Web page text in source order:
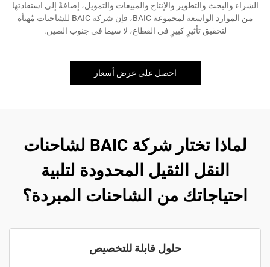
الشراء والبحث والتطوير والإنتاج والمبيعات والتمويل، إضافةً إلى استفادتها
من الموارد الواسعة لمجموعة BAIC، فإن شركة BAIC للشاحنات مُهيأة
لتحقيق تأثيرٍ كبيرٍ في القطاع، لا سيما في جنوب الصين.
احصل على عرض أسعار
لماذا تختار شركة BAIC لشاحنات
النقل الثقيل المحدودة لتلبية
احتياجاتك من الشاحنات المبردة؟
حلول قابلة للتخصيص